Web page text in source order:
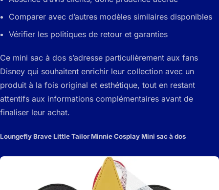
Comparer avec d’autres modèles similaires disponibles
Vérifier les politiques de retour et garanties
Ce mini sac à dos s’adresse particulièrement aux fans
Disney qui souhaitent enrichir leur collection avec un
produit à la fois original et esthétique, tout en restant
attentifs aux informations complémentaires avant de
finaliser leur achat.
Loungefly Brave Little Tailor Minnie Cosplay Mini sac à dos